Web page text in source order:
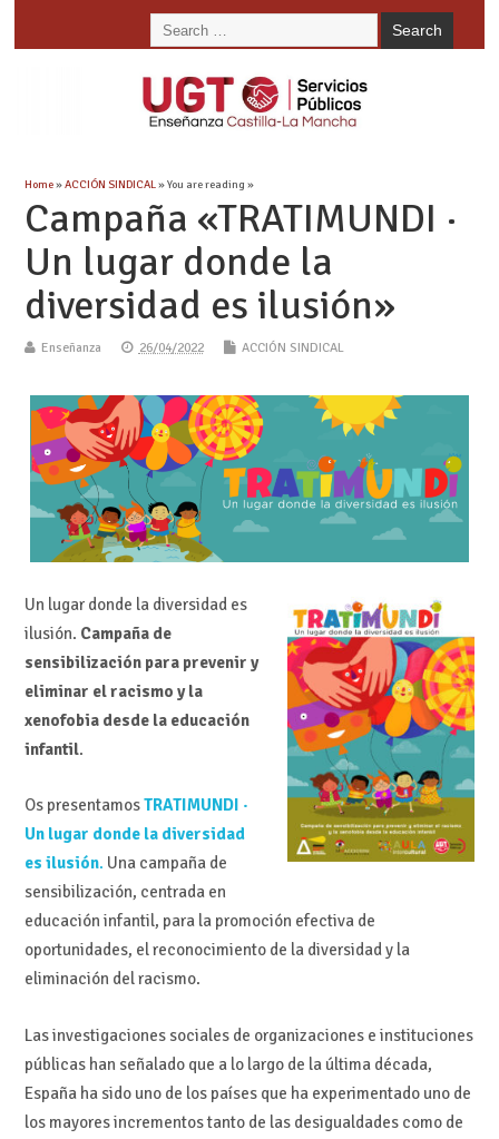
Home»ACCIÓN SINDICAL» You are reading »
Campaña «TRATIMUNDI ·
Un lugar donde la
diversidad es ilusión»
Enseñanza 26/04/2022 ACCIÓN SINDICAL
Un lugar donde la diversidad es
ilusión. Campaña de
sensibilización para prevenir y
eliminar el racismo y la
xenofobia desde la educación
infantil.
Os presentamosTRATIMUNDI ·
Un lugar donde la diversidad
es ilusión. Una campaña de
sensibilización, centrada en
educación infantil, para la promoción efectiva de
oportunidades, el reconocimiento de la diversidad y la
eliminación del racismo.
Las investigaciones sociales de organizaciones e instituciones
públicas han señalado que a lo largo de la última década,
España ha sido uno de los países que ha experimentado uno de
los mayores incrementos tanto de las desigualdades como de